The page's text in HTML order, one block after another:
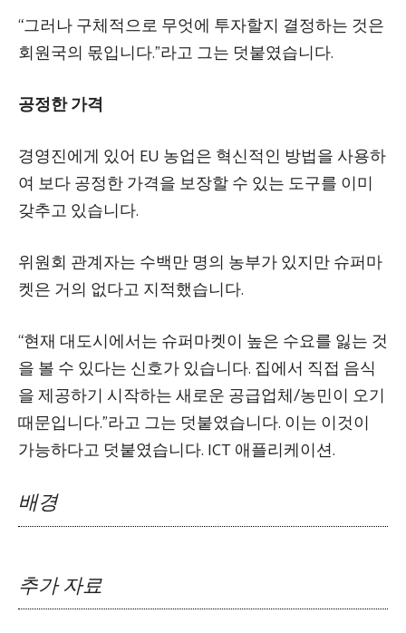
“그러나 구체적으로 무엇에 투자할지 결정하는 것은
회원국의 몫입니다.”라고 그는 덧붙였습니다.
공정한 가격
경영진에게 있어 EU 농업은 혁신적인 방법을 사용하
여 보다 공정한 가격을 보장할 수 있는 도구를 이미
갖추고 있습니다.
위원회 관계자는 수백만 명의 농부가 있지만 슈퍼마
켓은 거의 없다고 지적했습니다.
“현재 대도시에서는 슈퍼마켓이 높은 수요를 잃는 것
을 볼 수 있다는 신호가 있습니다. 집에서 직접 음식
을 제공하기 시작하는 새로운 공급업체/농민이 오기
때문입니다.”라고 그는 덧붙였습니다. 이는 이것이
가능하다고 덧붙였습니다. ICT 애플리케이션.
배경
추가 자료